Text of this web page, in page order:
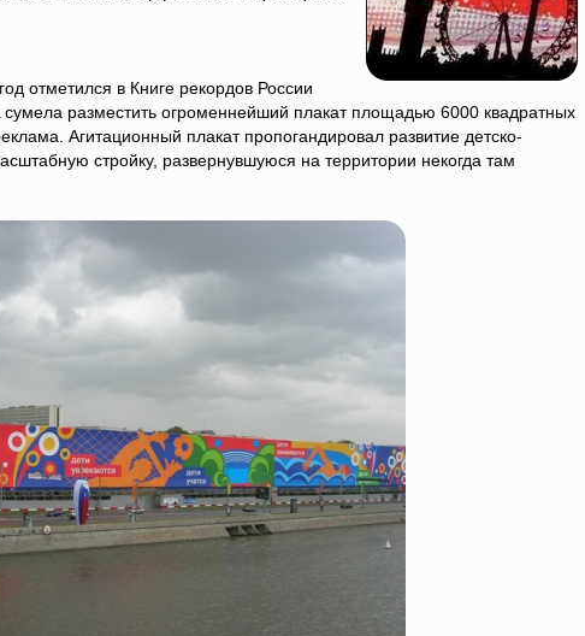
отметился в Книге рекордов России
разместить огроменнейший плакат площадью 6000 квадратных
Агитационный плакат пропогандировал развитие детско-
стройку, развернувшуюся на территории некогда там